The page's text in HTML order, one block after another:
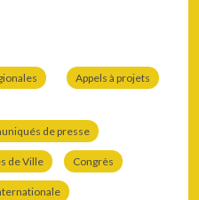
Appels à projets
de presse
de Ville Congrès